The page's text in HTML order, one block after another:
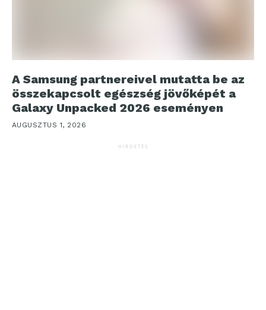
A Samsung partnereivel mutatta be az
összekapcsolt egészség jövőképét a
Galaxy Unpacked 2026 eseményen
AUGUSZTUS 1, 2026
HIRDETÉS